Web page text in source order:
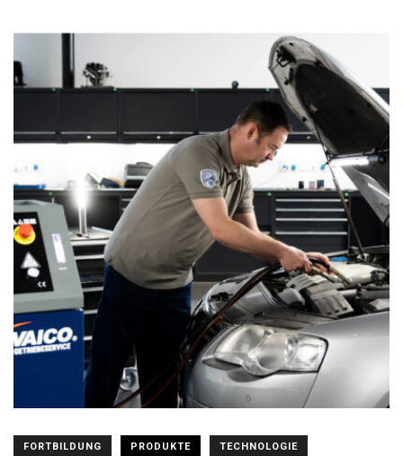
FORTBILDUNG PRODUKTE TECHNOLOGIE